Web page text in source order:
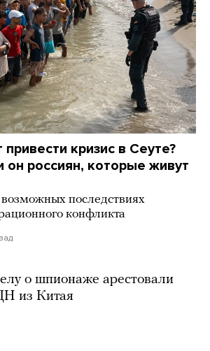
кризис в Сеуте?
он россиян, которые живут
последствиях
конфликта
о шпионаже арестовали
из Китая